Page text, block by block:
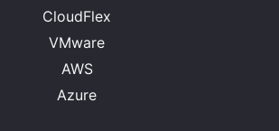
CloudFlex
VMware
AWS
Azure